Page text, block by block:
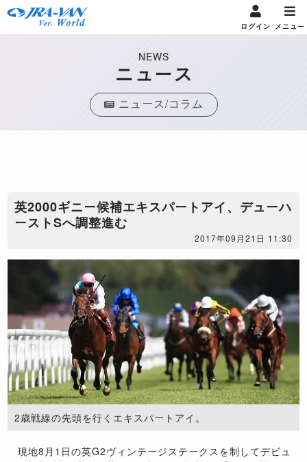
ログイン メニュー
NEWS
ニュース
ニュース/コラム
英2000ギニー候補エキスパートアイ、デューハ
ーストSへ調整進む
2017年09月21日 11:30
2歳戦線の先頭を行くエキスパートアイ。
現地8月1日の英G2ヴィンテージステークスを制してデビュ